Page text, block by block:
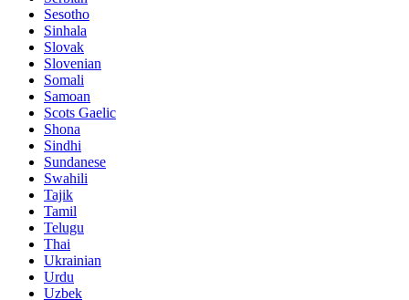
Sesotho
Sinhala
Slovak
Slovenian
Somali
Samoan
Scots Gaelic
Shona
Sindhi
Sundanese
Swahili
Tajik
Tamil
Telugu
Thai
Ukrainian
Urdu
Uzbek